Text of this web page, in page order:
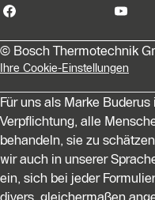
© Bosch Thermotechnik
Ihre Cookie-Einstellungen
Für uns als Marke
Verpflichtung, alle
behandeln, sie zu
wir auch in unserer
ein, sich bei jeder
divers, gleichermaßen